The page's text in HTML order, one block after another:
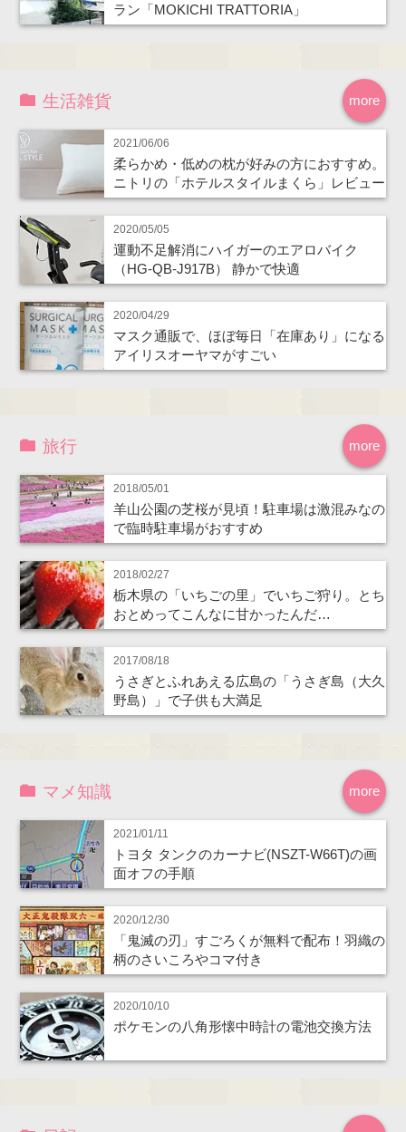
ラン「MOKICHI TRATTORIA」
more
生活雑貨
2021/06/06
柔らかめ・低めの枕が好みの方におすすめ。
ニトリの「ホテルスタイルまくら」レビュー
2020/05/05
運動不足解消にハイガーのエアロバイク
（HG-QB-J917B） 静かで快適
2020/04/29
マスク通販で、ほぼ毎日「在庫あり」になる
アイリスオーヤマがすごい
more
旅行
2018/05/01
羊山公園の芝桜が見頃！駐車場は激混みなの
で臨時駐車場がおすすめ
2018/02/27
栃木県の「いちごの里」でいちご狩り。とち
おとめってこんなに甘かったんだ…
2017/08/18
うさぎとふれあえる広島の「うさぎ島（大久
野島）」で子供も大満足
more
マメ知識
2021/01/11
トヨタ タンクのカーナビ(NSZT-W66T)の画
面オフの手順
2020/12/30
「鬼滅の刃」すごろくが無料で配布！羽織の
柄のさいころやコマ付き
2020/10/10
ポケモンの八角形懐中時計の電池交換方法